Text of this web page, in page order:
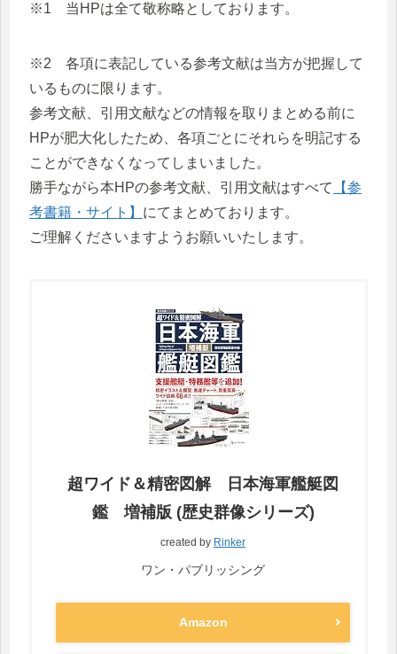
※1 当HPは全て敬称略としております。
※2 各項に表記している参考文献は当方が把握して
いるものに限ります。
参考文献、引用文献などの情報を取りまとめる前に
HPが肥大化したため、各項ごとにそれらを明記する
ことができなくなってしまいました。
勝手ながら本HPの参考文献、引用文献はすべて
【参
考書籍・サイト】 にてまとめております。
ご理解くださいますようお願いいたします。
超ワイド＆精密図解 日本海軍艦艇図
鑑 増補版 (歴史群像シリーズ)
created by Rinker
ワン・パブリッシング
Amazon